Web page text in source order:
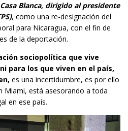
Blanca, dirigido al presidente
, como una re-designación del
para Nicaragua, con el fin de
de la deportación.
sociopolítica que vive
para los que viven en el país,
es una incertidumbre, es por ello
Miami, está asesorando a toda
en ese país.